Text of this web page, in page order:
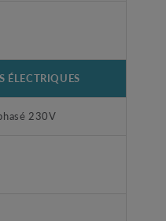
ÉLECTRIQUES
230V